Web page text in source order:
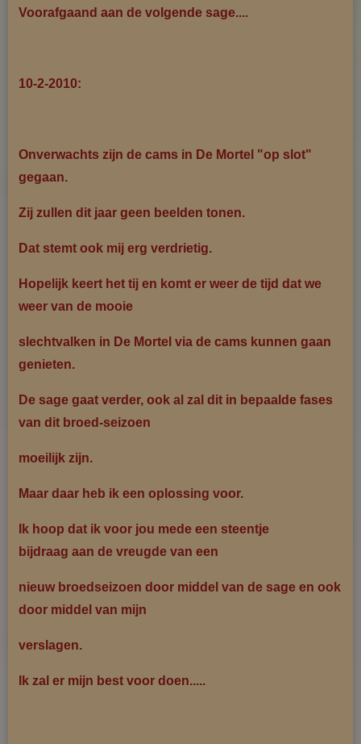
Voorafgaand aan de volgende sage....
10-2-2010:
Onverwachts zijn de cams in De Mortel "op slot"
gegaan.
Zij zullen dit jaar geen beelden tonen.
Dat stemt ook mij erg verdrietig.
Hopelijk keert het tij en komt er weer de tijd dat we
weer van de mooie
slechtvalken in De Mortel via de cams kunnen gaan
genieten.
De sage gaat verder, ook al zal dit in bepaalde fases
van dit broed-seizoen
moeilijk zijn.
Maar daar heb ik een oplossing voor.
Ik hoop dat ik voor jou mede een steentje
bijdraag aan de vreugde van een
nieuw broedseizoen door middel van de sage en ook
door middel van mijn
verslagen.
Ik zal er mijn best voor doen.....